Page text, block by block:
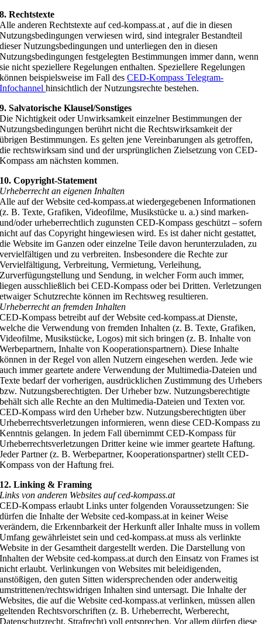
8. Rechtstexte
Alle anderen Rechtstexte auf ced-kompass.at , auf die in diesen
Nutzungsbedingungen verwiesen wird, sind integraler Bestandteil
dieser Nutzungsbedingungen und unterliegen den in diesen
Nutzungsbedingungen festgelegten Bestimmungen immer dann, wenn
sie nicht speziellere Regelungen enthalten. Speziellere Regelungen
können beispielsweise im Fall desCED-Kompass Telegram-
Infochannelhinsichtlich der Nutzungsrechte bestehen.
9. Salvatorische Klausel/Sonstiges
Die Nichtigkeit oder Unwirksamkeit einzelner Bestimmungen der
Nutzungsbedingungen berührt nicht die Rechtswirksamkeit der
übrigen Bestimmungen. Es gelten jene Vereinbarungen als getroffen,
die rechtswirksam sind und der ursprünglichen Zielsetzung von CED-
Kompass am nächsten kommen.
10. Copyright-Statement
Urheberrecht an eigenen Inhalten
Alle auf der Website ced-kompass.at wiedergegebenen Informationen
(z. B. Texte, Grafiken, Videofilme, Musikstücke u. a.) sind marken-
und/oder urheberrechtlich zugunsten CED-Kompass geschützt – sofern
nicht auf das Copyright hingewiesen wird. Es ist daher nicht gestattet,
die Website im Ganzen oder einzelne Teile davon herunterzuladen, zu
vervielfältigen und zu verbreiten. Insbesondere die Rechte zur
Vervielfältigung, Verbreitung, Vermietung, Verleihung,
Zurverfügungstellung und Sendung, in welcher Form auch immer,
liegen ausschließlich bei CED-Kompass oder bei Dritten. Verletzungen
etwaiger Schutzrechte können im Rechtsweg resultieren.
Urheberrecht an fremden Inhalten
CED-Kompass betreibt auf der Website ced-kompass.at Dienste,
welche die Verwendung von fremden Inhalten (z. B. Texte, Grafiken,
Videofilme, Musikstücke, Logos) mit sich bringen (z. B. Inhalte von
Werbepartnern, Inhalte von Kooperationspartnern). Diese Inhalte
können in der Regel von allen Nutzern eingesehen werden. Jede wie
auch immer geartete andere Verwendung der Multimedia-Dateien und
Texte bedarf der vorherigen, ausdrücklichen Zustimmung des Urhebers
bzw. Nutzungsberechtigten. Der Urheber bzw. Nutzungsberechtigte
behält sich alle Rechte an den Multimedia-Dateien und Texten vor.
CED-Kompass wird den Urheber bzw. Nutzungsberechtigten über
Urheberrechtsverletzungen informieren, wenn diese CED-Kompass zu
Kenntnis gelangen. In jedem Fall übernimmt CED-Kompass für
Urheberrechtsverletzungen Dritter keine wie immer geartete Haftung.
Jeder Partner (z. B. Werbepartner, Kooperationspartner) stellt CED-
Kompass von der Haftung frei.
12. Linking & Framing
Links von anderen Websites auf ced-kompass.at
CED-Kompass erlaubt Links unter folgenden Voraussetzungen: Sie
dürfen die Inhalte der Website ced-kompass.at in keiner Weise
verändern, die Erkennbarkeit der Herkunft aller Inhalte muss in vollem
Umfang gewährleistet sein und ced-kompass.at muss als verlinkte
Website in der Gesamtheit dargestellt werden. Die Darstellung von
Inhalten der Website ced-kompass.at durch den Einsatz von Frames ist
nicht erlaubt. Verlinkungen von Websites mit beleidigenden,
anstößigen, den guten Sitten widersprechenden oder anderweitig
umstrittenen/rechtswidrigen Inhalten sind untersagt. Die Inhalte der
Websites, die auf die Website ced-kompass.at verlinken, müssen allen
geltenden Rechtsvorschriften (z. B. Urheberrecht, Werberecht,
Datenschutzrecht, Strafrecht) voll entsprechen. Vor allem dürfen diese